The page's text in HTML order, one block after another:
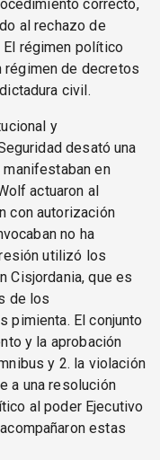
correcto,
al rechazo de
régimen político
régimen de decretos
civil.
y
desató una
en
actuaron al
con autorización
no ha
utilizó los
Cisjordania, que es
de los
pimienta. El conjunto
y la aprobación
y 2. la violación
a una resolución
al poder Ejecutivo
estas